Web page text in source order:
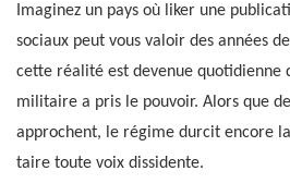
Imaginez un pays où liker une
sociaux peut vous valoir des années
cette réalité est devenue quotidienne
militaire a pris le pouvoir. Alors que
approchent, le régime durcit encore
taire toute voix dissidente.